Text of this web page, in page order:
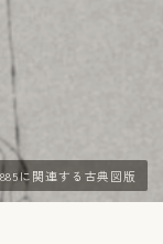
に関連する古典図版